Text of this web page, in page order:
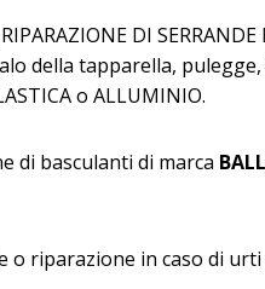
DI
della tapparella,
o ALLUMINIO.
di basculanti di marca
o riparazione in caso di